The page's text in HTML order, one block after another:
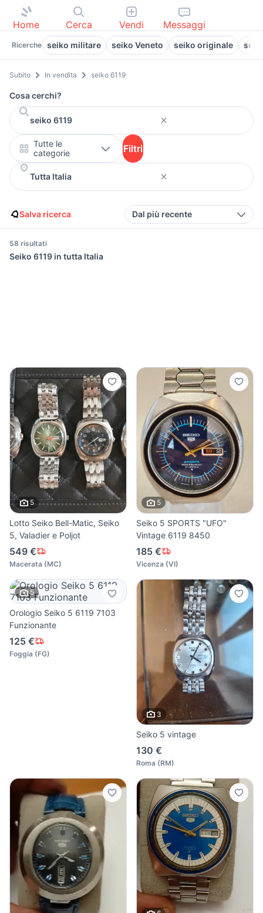
Home Cerca Vendi Messaggi
Ricerche seiko militare seiko Veneto seiko originale
Subito In vendita seiko 6119
Cosa cerchi?
Tutte le
categorie
Filtri
Salva ricerca Dal più recente
58 risultati
Seiko 6119 in tutta Italia
5
Lotto Seiko Bell-Matic, Seiko
5, Valadier e Poljot
549 €
Macerata (MC)
5
Seiko 5 SPORTS "UFO"
Vintage 6119 8450
185 €
Vicenza (VI)
5
Orologio Seiko 5 6119 7103
Funzionante
125 €
Foggia (FG)
3
Seiko 5 vintage
130 €
Roma (RM)